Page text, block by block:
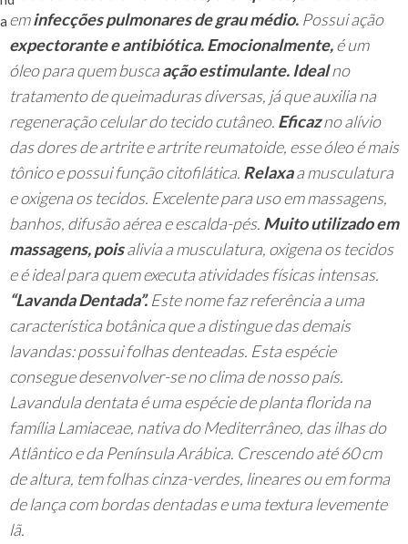
a eminfecções pulmonares de grau médio. Possui ação
expectorante e antibiótica.Emocionalmente,é um
óleo para quem buscaação estimulante. Idealno
tratamento de queimaduras diversas, já que auxilia na
regeneração celular do tecido cutâneo. Eficazno alívio
das dores de artrite e artrite reumatoide, esse óleo é mais
tônico e possui função citofilática. Relaxaa musculatura
e oxigena os tecidos. Excelente para uso em massagens,
banhos, difusão aérea e escalda-pés. Muito utilizado em
massagens, poisalivia a musculatura, oxigena os tecidos
e é ideal para quem executa atividades físicas intensas.
“Lavanda Dentada”.Este nome faz referência a uma
característica botânica que a distingue das demais
lavandas: possui folhas denteadas. Esta espécie
consegue desenvolver-se no clima de nosso país.
Lavandula dentata é uma espécie de planta florida na
família Lamiaceae, nativa do Mediterrâneo, das ilhas do
Atlântico e da Península Arábica. Crescendo até 60 cm
de altura, tem folhas cinza-verdes, lineares ou em forma
de lança com bordas dentadas e uma textura levemente
lã.